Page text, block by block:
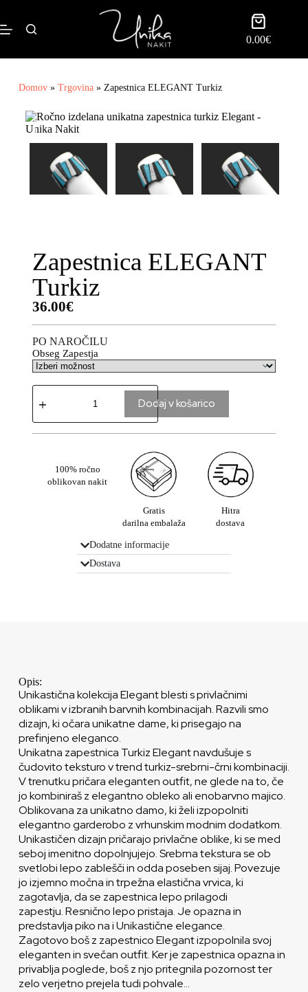
0.00€
Domov» Trgovina» Zapestnica ELEGANT Turkiz
Zapestnica ELEGANT
Turkiz
36.00€
PO NAROČILU
Obseg Zapestja
Dodaj v košarico
100% ročno
oblikovan nakit
Gratis
darilna embalaža
Hitra
dostava
Dodatne informacije
Dostava
Opis:
Unikastična kolekcija Elegant blesti s privlačnimi
oblikami v izbranih barvnih kombinacijah. Razvili smo
dizajn, ki očara unikatne dame, ki prisegajo na
prefinjeno eleganco.
Unikatna zapestnica Turkiz Elegant navdušuje s
čudovito teksturo v trend turkiz-srebrni-črni kombinaciji.
V trenutku pričara eleganten outfit, ne glede na to, če
jo kombiniraš z elegantno obleko ali enobarvno majico.
Oblikovana za unikatno damo, ki želi izpopolniti
elegantno garderobo z vrhunskim modnim dodatkom.
Unikastičen dizajn pričarajo privlačne oblike, ki se med
seboj imenitno dopolnjujejo. Srebrna tekstura se ob
svetlobi lepo zablešči in odda poseben sijaj. Povezuje
jo izjemno močna in trpežna elastična vrvica, ki
zagotavlja, da se zapestnica lepo prilagodi
zapestju. Resnično lepo pristaja. Je opazna in
predstavlja piko na i Unikastične elegance.
Zagotovo boš z zapestnico Elegant izpopolnila svoj
eleganten in svečan outfit. Ker je zapestnica opazna in
privablja poglede, boš z njo pritegnila pozornost ter
zelo verjetno prejela tudi pohvale…